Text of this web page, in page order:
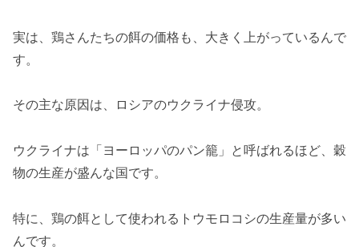
実は、鶏さんたちの餌の価格も、大きく上がっているんで
す。
その主な原因は、ロシアのウクライナ侵攻。
ウクライナは「ヨーロッパのパン籠」と呼ばれるほど、穀
物の生産が盛んな国です。
特に、鶏の餌として使われるトウモロコシの生産量が多い
んです。